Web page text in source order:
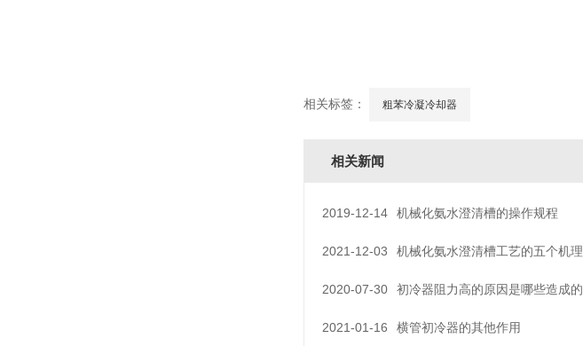
相关标签： 粗苯冷凝冷却器
相关新闻
2019-12-14 机械化氨水澄清槽的操作规程
2021-12-03 机械化氨水澄清槽工艺的五个机理
2020-07-30 初冷器阻力高的原因是哪些造成的
2021-01-16 横管初冷器的其他作用